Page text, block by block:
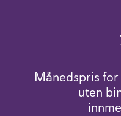
Månedspris
uten